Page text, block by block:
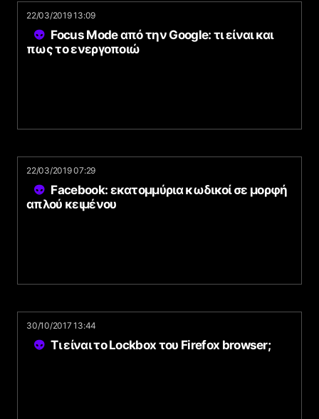
22/03/2019 13:09
Focus Mode από την Google: τι είναι και
πως το ενεργοποιώ
22/03/2019 07:29
Facebook: εκατομμύρια κωδικοί σε μορφή
απλού κειμένου
30/10/2017 13:44
Τι είναι το Lockbox του Firefox browser;